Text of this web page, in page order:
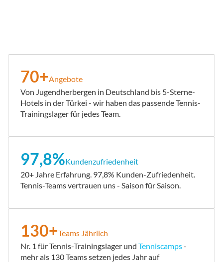
70+Angebote
Von Jugendherbergen in Deutschland bis 5-Sterne-
Hotels in der Türkei - wir haben das passende Tennis-
Trainingslager für jedes Team.
97,8%Kundenzufriedenheit
20+ Jahre Erfahrung. 97,8% Kunden-Zufriedenheit.
Tennis-Teams vertrauen uns - Saison für Saison.
130+Teams Jährlich
Nr. 1 für Tennis-Trainingslager und Tenniscamps-
mehr als 130 Teams setzen jedes Jahr auf